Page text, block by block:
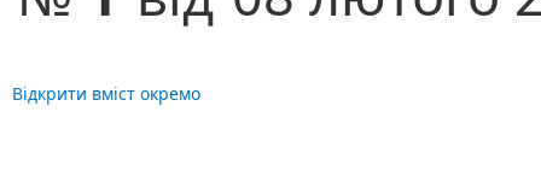
Відкрити вміст окремо